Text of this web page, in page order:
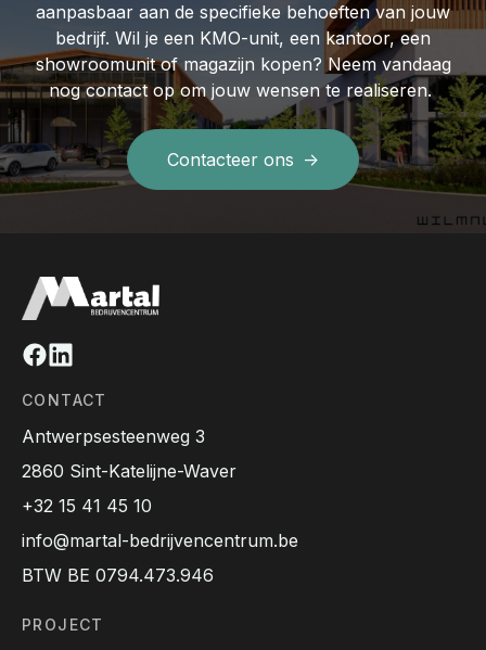
aanpasbaar aan de specifieke behoeften van jouw
bedrijf. Wil je een KMO-unit, een kantoor, een
showroomunit of magazijn kopen? Neem vandaag
nog contact op om jouw wensen te realiseren.
Contacteer ons
Facebook
CONTACT
Antwerpsesteenweg 3
2860 Sint-Katelijne-Waver
+32 15 41 45 10
info@martal-bedrijvencentrum.be
BTW BE 0794.473.946
PROJECT